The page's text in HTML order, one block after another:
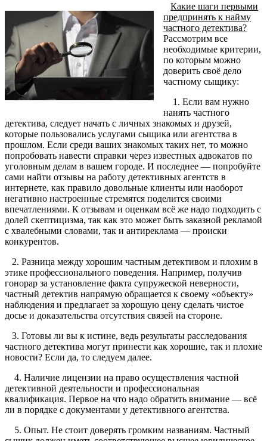
Какие шаги первыми
предпринять к найму
частного детектива?
Рассмотрим все
необходимые критерии,
по которым можно
доверить своё дело
частному сыщику:
1. Если вам нужно
нанять частного
детектива, следует начать с личных знакомых и друзей,
которые пользовались услугами сыщика или агентства в
прошлом. Если среди ваших знакомых таких нет, то можно
попробовать навести справки через известных адвокатов по
уголовным делам в вашем городе. И последнее — попробуйте
сами найти отзывы на работу детективных агентств в
интернете, как правило довольные клиенты или наоборот
негативно настроенные стремятся поделится своими
впечатлениями. К отзывам и оценкам всё же надо подходить с
долей скептицизма, так как это может быть заказной рекламой
с хвалебными словами, так и антиреклама — происки
конкурентов.
2. Разница между хорошим частным детективом и плохим в
этике профессионального поведения. Например, получив
гонорар за установление факта супружеской неверности,
частный детектив напрямую обращается к своему «объекту»
наблюдения и предлагает за хорошую цену сделать чистое
досье и доказательства отсутствия связей на стороне.
3. Готовы ли вы к истине, ведь результаты расследования
частного детектива могут принести как хорошие, так и плохие
новости? Если да, то следуем далее.
4. Наличие лицензии на право осуществления частной
детективной деятельности и профессиональная
квалификация. Первое на что надо обратить внимание — всё
ли в порядке с документами у детективного агентства.
5. Опыт. Не стоит доверять громким названиям. Частный